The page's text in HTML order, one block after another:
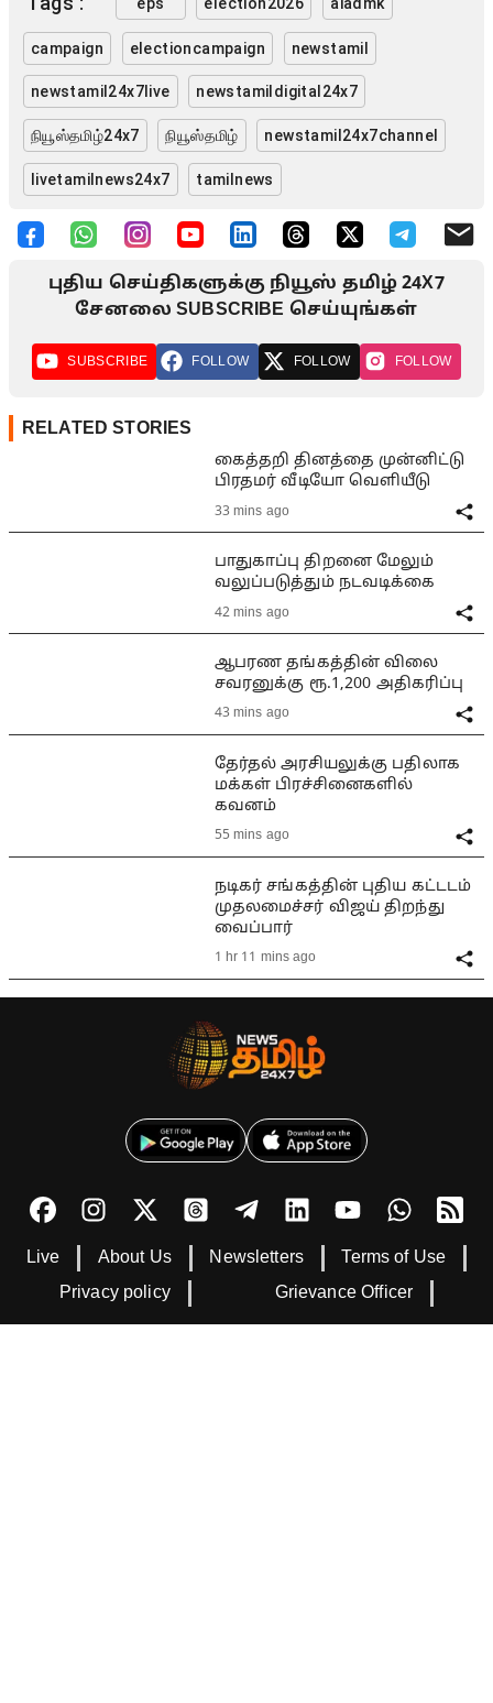
campaign electioncampaign newstamil
newstamil24x7live newstamildigital24x7
நியூஸ்தமிழ்24x7 நியூஸ்தமிழ் newstamil24x7channel
livetamilnews24x7 tamilnews
புதிய செய்திகளுக்கு நியூஸ் தமிழ் 24X7
சேனலை SUBSCRIBE செய்யுங்கள்
SUBSCRIBE FOLLOW FOLLOW FOLLOW
RELATED STORIES
கைத்தறி தினத்தை முன்னிட்டு
பிரதமர் வீடியோ வெளியீடு
33 mins ago
பாதுகாப்பு திறனை மேலும்
வலுப்படுத்தும் நடவடிக்கை
42 mins ago
ஆபரண தங்கத்தின் விலை
சவரனுக்கு ரூ.1,200 அதிகரிப்பு
43 mins ago
தேர்தல் அரசியலுக்கு பதிலாக
மக்கள் பிரச்சினைகளில்
கவனம்
55 mins ago
நடிகர் சங்கத்தின் புதிய கட்டடம்
முதலமைச்சர் விஜய் திறந்து
வைப்பார்
1 hr 11 mins ago
Live About Us Newsletters
Terms of Use
Privacy policy
Grievance Officer